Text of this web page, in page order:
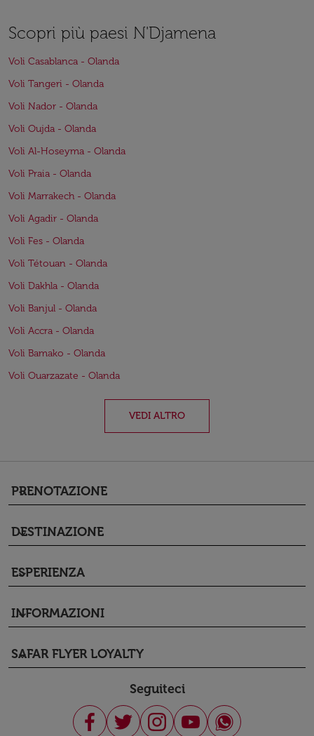
Scopri più paesi N'Djamena
Voli Casablanca - Olanda
Voli Tangeri - Olanda
Voli Nador - Olanda
Voli Oujda - Olanda
Voli Al-Hoseyma - Olanda
Voli Praia - Olanda
Voli Marrakech - Olanda
Voli Agadir - Olanda
Voli Fes - Olanda
Voli Tétouan - Olanda
Voli Dakhla - Olanda
Voli Banjul - Olanda
Voli Accra - Olanda
Voli Bamako - Olanda
Voli Ouarzazate - Olanda
VEDI ALTRO
PRENOTAZIONE
keyboard_arrow_down
DESTINAZIONE
keyboard_arrow_down
ESPERIENZA
keyboard_arrow_down
INFORMAZIONI
keyboard_arrow_down
SAFAR FLYER LOYALTY
keyboard_arrow_down
Seguiteci